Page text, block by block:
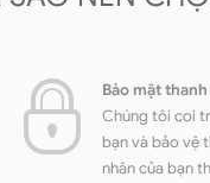
Bảo mật
Chúng tôi coi
bạn và bảo vệ
nhân của bạn